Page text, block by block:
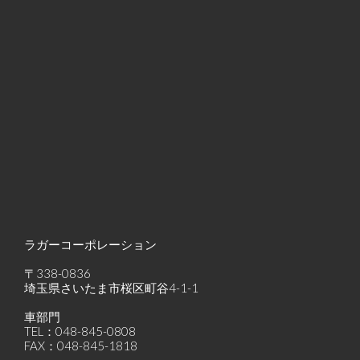
ラガーコーポレーション
〒338-0836
埼玉県さいたま市桜区町谷4-1-1
車部門
TEL：048-845-0808
FAX：048-845-1818